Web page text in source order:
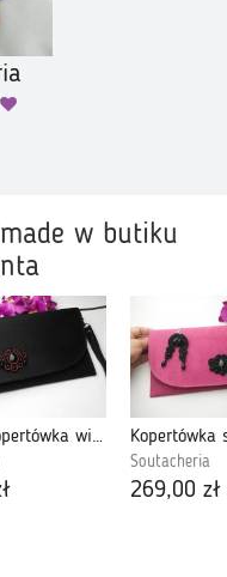
w butiku
Torebka kopertówka wizytowa czarna do ręki
Soutacheria
269,00 zł